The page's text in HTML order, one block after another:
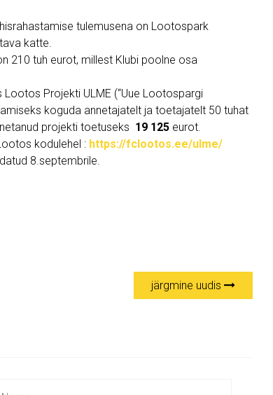
tulemusena on Lootospark
katte.
210 tuh eurot, millest Klubi poolne osa
Projekti ULME (“Uue Lootospargi
koguda annetajatelt ja toetajatelt 50 tuhat
projekti toetuseks 19 125 eurot.
kodulehel : https://fclootos.ee/ulme/
8.septembrile.
järgmine uudis